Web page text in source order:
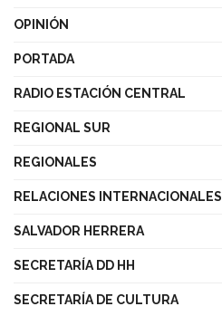
OPINIÓN
PORTADA
RADIO ESTACIÓN CENTRAL
REGIONAL SUR
REGIONALES
RELACIONES INTERNACIONALES
SALVADOR HERRERA
SECRETARÍA DD HH
SECRETARÍA DE CULTURA